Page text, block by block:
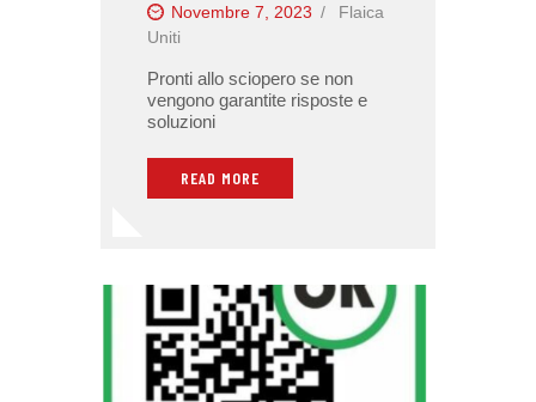
Novembre 7, 2023
Flaica
Uniti
Pronti allo sciopero se non
vengono garantite risposte e
soluzioni
READ MORE